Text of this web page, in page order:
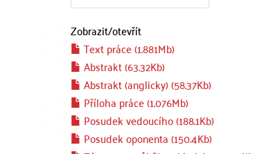
Zobrazit/otevřít
Text práce (1.881Mb)
Abstrakt (63.32Kb)
Abstrakt (anglicky) (58.37Kb)
Příloha práce (1.076Mb)
Posudek vedoucího (188.1Kb)
Posudek oponenta (150.4Kb)